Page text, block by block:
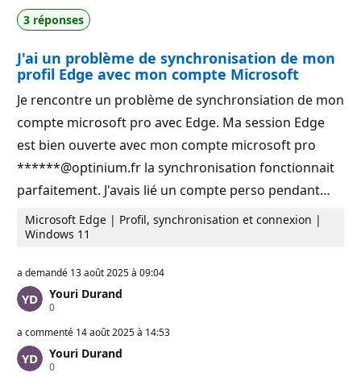
p
u
t
t
i
o
s
d
e
é
p
u
a
t
i
o
n
3 réponses
J'ai un problème de synchronisation de mon
profil Edge avec mon compte Microsoft
Je rencontre un problème de synchronsiation de mon
compte microsoft pro avec Edge. Ma session Edge
est bien ouverte avec mon compte microsoft pro
******@optinium.fr la synchronisation fonctionnait
parfaitement. J'avais lié un compte perso pendant…
Microsoft Edge | Profil, synchronisation et connexion |
Windows 11
a demandé 13 août 2025 à 09:04
Youri Durand
0P
i
t
s
a commenté 14 août 2025 à 14:53
Youri Durand
0P